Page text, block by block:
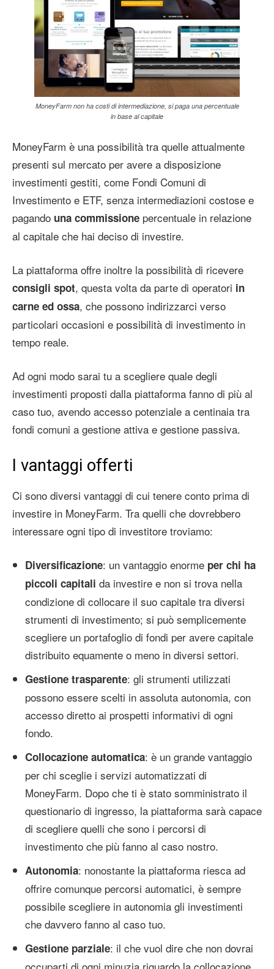
MoneyFarm non ha costi di intermediazione, si paga una percentuale
in base al capitale
MoneyFarm è una possibilità tra quelle attualmente
presenti sul mercato per avere a disposizione
investimenti gestiti, come Fondi Comuni di
Investimento e ETF, senza intermediazioni costose e
pagando una commissione percentuale in relazione
al capitale che hai deciso di investire.
La piattaforma offre inoltre la possibilità di ricevere
consigli spot, questa volta da parte di operatori in
carne ed ossa, che possono indirizzarci verso
particolari occasioni e possibilità di investimento in
tempo reale.
Ad ogni modo sarai tu a scegliere quale degli
investimenti proposti dalla piattaforma fanno di più al
caso tuo, avendo accesso potenziale a centinaia tra
fondi comuni a gestione attiva e gestione passiva.
I vantaggi offerti
Ci sono diversi vantaggi di cui tenere conto prima di
investire in MoneyFarm. Tra quelli che dovrebbero
interessare ogni tipo di investitore troviamo:
Diversificazione: un vantaggio enorme per chi ha
piccoli capitali da investire e non si trova nella
condizione di collocare il suo capitale tra diversi
strumenti di investimento; si può semplicemente
scegliere un portafoglio di fondi per avere capitale
distribuito equamente o meno in diversi settori.
Gestione trasparente: gli strumenti utilizzati
possono essere scelti in assoluta autonomia, con
accesso diretto ai prospetti informativi di ogni
fondo.
Collocazione automatica: è un grande vantaggio
per chi sceglie i servizi automatizzati di
MoneyFarm. Dopo che ti è stato somministrato il
questionario di ingresso, la piattaforma sarà capace
di scegliere quelli che sono i percorsi di
investimento che più fanno al caso nostro.
Autonomia: nonostante la piattaforma riesca ad
offrire comunque percorsi automatici, è sempre
possibile scegliere in autonomia gli investimenti
che davvero fanno al caso tuo.
Gestione parziale: il che vuol dire che non dovrai